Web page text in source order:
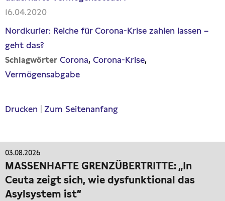
16.04.2020
Nordkurier: Reiche für Corona-Krise zahlen lassen –
geht das?
Schlagwörter Corona Corona-Krise
Vermögensabgabe
Drucken Zum Seitenanfang
03.08.2026
MASSENHAFTE GRENZÜBERTRITTE: „In
Ceuta zeigt sich, wie dysfunktional das
Asylsystem ist“